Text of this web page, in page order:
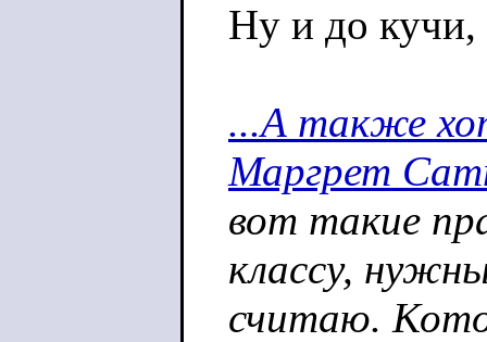
Ну и до кучи,
...А также
Маргрет
вот такие
классу,
считаю.